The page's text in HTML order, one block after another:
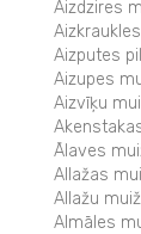
Aizdzires
Aizputes
Aizupes
Aizvīķu
Ālaves
Allažas
Allažu
Almāles